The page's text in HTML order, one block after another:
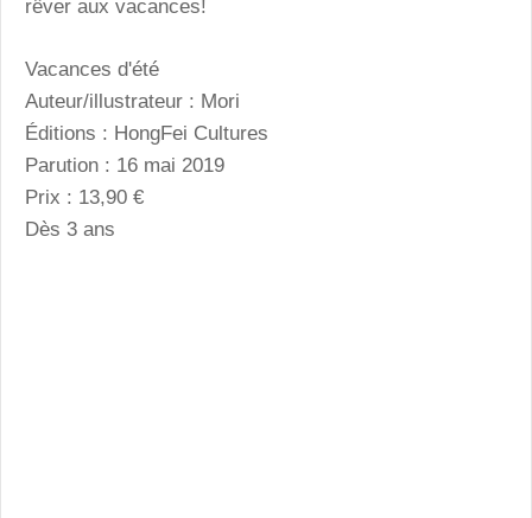
rêver aux vacances!
Vacances d'été
Auteur/illustrateur : Mori
Éditions : HongFei Cultures
Parution : 16 mai 2019
Prix : 13,90 €
Dès 3 ans